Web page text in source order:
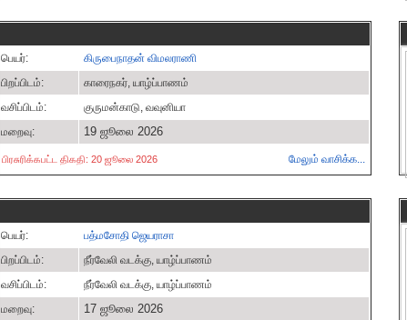
பெயர்:
கிருபைநாதன் விமலராணி
பிறப்பிடம்:
காரைநகர், யாழ்ப்பாணம்
வசிப்பிடம்:
குருமன்காடு, வவுனியா
மறைவு:
19 ஜூலை 2026
பிரசுரிக்கபட்ட திகதி: 20 ஜூலை 2026 மேலும் வாசிக்க...
பெயர்:
பத்மசோதி ஜெயராசா
பிறப்பிடம்:
நீர்வேலி வடக்கு, யாழ்ப்பாணம்
வசிப்பிடம்:
நீர்வேலி வடக்கு, யாழ்ப்பாணம்
மறைவு:
17 ஜூலை 2026